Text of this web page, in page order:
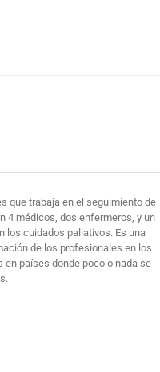
que trabaja en el seguimiento de
4 médicos, dos enfermeros, y un
los cuidados paliativos. Es una
de los profesionales en los
en países donde poco o nada se